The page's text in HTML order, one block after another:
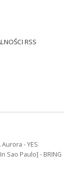
RSS
Aurora - YES
Sao Paulo] - BRING